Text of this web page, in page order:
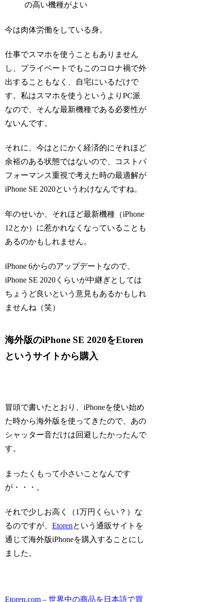
の高い機種がよい
今は肉体労働をしている身。
仕事でスマホを使うこともありません
し、プライベートでもこのコロナ禍で外
出することもなく、自宅にいるだけで
す。私はスマホを使うというよりPC派
なので、そんな最新機種である必要性が
ないんです。
それに、今はとにかく経済的にそれほど
余裕のある状態ではないので、コストパ
フォーマンス重視で考えた時の最適解が
iPhone SE 2020というわけなんですね。
年のせいか、それほど最新機種（iPhone
12とか）に惹かれなくなっていることも
あるのかもしれません。
iPhone 6からのアップデートなので、
iPhone SE 2020くらいが中継ぎとしては
ちょうど良いという意見もあるかもしれ
ませんね（笑）
海外版のiPhone SE 2020をEtoren
というサイトから購入
冒頭で書いたとおり、iPhoneを使い始め
た時から海外版を使ってきたので、あの
シャッター音だけは回避したかったんで
す。
まったくもって小さいことなんです
が・・・。
それで少しお高く（1万円くらい？）な
るのですが、Etorenという通販サイトを
通じて海外版iPhoneを購入することにし
ました。
Etoren.com – 世界中の商品を日本語で買